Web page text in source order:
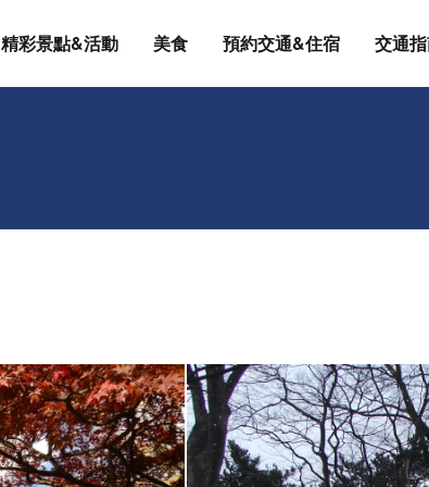
精彩景點&活動 美食 預約交通&住宿 交通